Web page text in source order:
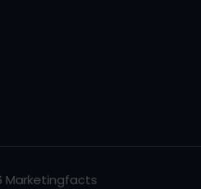
Marketingfacts